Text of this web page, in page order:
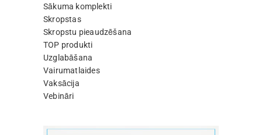
Sākuma komplekti
Skropstas
Skropstu pieaudzēšana
TOP produkti
Uzglabāšana
Vairumatlaides
Vaksācija
Vebināri